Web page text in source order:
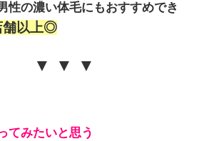
性の濃い体毛にもおすすめでき
舗以上◎
▼ ▼ ▼
てみたいと思う